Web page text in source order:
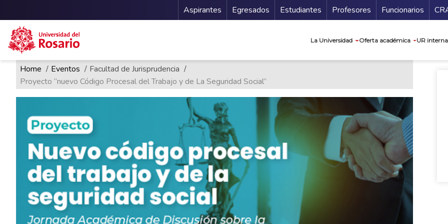
Pasar al contenido principal
Menu Secundario
Aspirantes Egresados Estudiantes Profesores Funcionarios
La Universidad Oferta académica UR
Ruta de navegación
Home Eventos
Facultad de Jurisprudencia
Proyecto “nuevo Código Procesal del Trabajo y de La Seguridad Social”